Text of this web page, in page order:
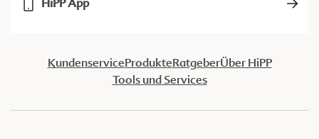
HiPP App
KundenserviceProdukteRatgeberÜber HiPP
Tools und Services